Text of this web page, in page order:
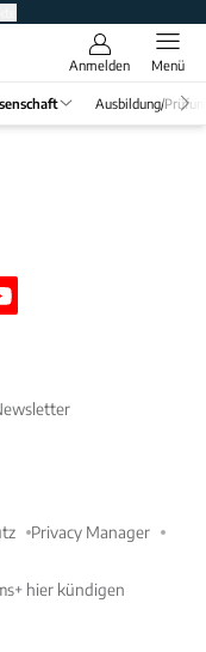
Anmelden Menü
Ausbildung/
Privacy Manager
hier kündigen